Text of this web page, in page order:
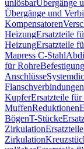
unlösbarÜbergänge
Übergänge und
Kompensatoren
HeizungErsatzteile
HeizungErsatzteile
Mapress C-Stahl
für Rohre
Anschlüsse
Flanschverbindungen
KupferErsatzteile
MuffenReduktionen
BögenT-Stücke
Zirkulation
Zirkulation